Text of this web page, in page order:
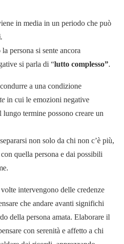
in media in un periodo che può
.
persona si sente ancora
si parla di “lutto complesso”.
a una condizione
in cui le emozioni negative
termine possono creare un
non solo da chi non c’è più,
quella persona e dai possibili
intervengono delle credenze
che andare avanti significhi
della persona amata. Elaborare il
con serenità e affetto a chi